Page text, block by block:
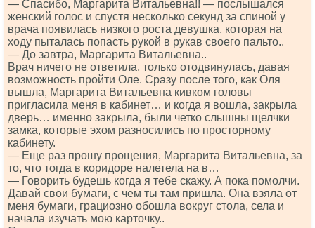
— Спасибо, Маргарита Витальевна!! — послышался
женский голос и спустя несколько секунд за спиной у
врача появилась низкого роста девушка, которая на
ходу пыталась попасть рукой в рукав своего пальто..
— До завтра, Маргарита Витальевна..
Врач ничего не ответила, только отодвинулась, давая
возможность пройти Оле. Сразу после того, как Оля
вышла, Маргарита Витальевна кивком головы
пригласила меня в кабинет… и когда я вошла, закрыла
дверь… именно закрыла, были четко слышны щелчки
замка, которые эхом разносились по просторному
кабинету.
— Еще раз прошу прощения, Маргарита Витальевна, за
то, что тогда в коридоре налетела на в…
— Говорить будешь когда я тебе скажу. А пока помолчи.
Давай свои бумаги, с чем ты там пришла. Она взяла от
меня бумаги, грациозно обошла вокруг стола, села и
начала изучать мою карточку..